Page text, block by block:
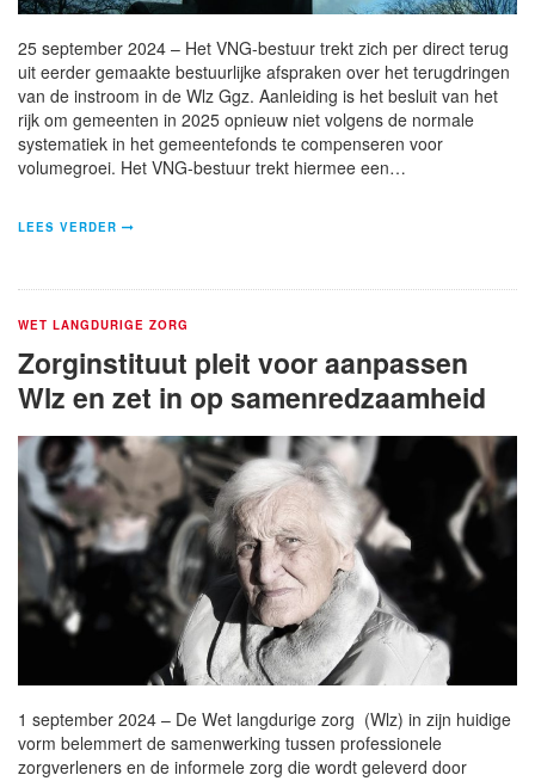
25 september 2024 – Het VNG-bestuur trekt zich per direct terug
uit eerder gemaakte bestuurlijke afspraken over het terugdringen
van de instroom in de Wlz Ggz. Aanleiding is het besluit van het
rijk om gemeenten in 2025 opnieuw niet volgens de normale
systematiek in het gemeentefonds te compenseren voor
volumegroei. Het VNG-bestuur trekt hiermee een…
LEES VERDER
WET LANGDURIGE ZORG
Zorginstituut pleit voor aanpassen
Wlz en zet in op samenredzaamheid
1 september 2024 – De Wet langdurige zorg (Wlz) in zijn huidige
vorm belemmert de samenwerking tussen professionele
zorgverleners en de informele zorg die wordt geleverd door